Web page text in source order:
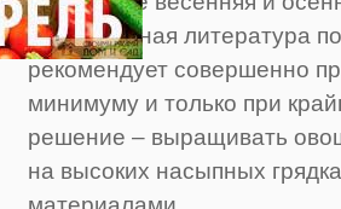
Современная литература
рекомендует совершенно
минимуму и только при
решение – выращивать
на высоких насыпных